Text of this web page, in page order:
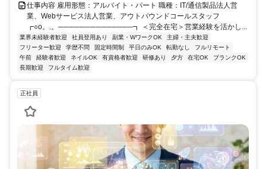
仕事内容 雇用形態：アルバイト・パート 職種：IT/通信製品法人営
業、Webサービス法人営業、アウトバウンドコールスタッフ
┏○o。.。──────────────┓ ＜完全在宅＞営業経験を活かし...
業界未経験者歓迎 社員登用あり 副業・WワークOK
主婦・主夫歓迎
フリーター歓迎
学歴不問 固定時間制 平日のみOK 転勤なし
フルリモート
午前
経験者歓迎 ネイルOK 有資格者歓迎 研修あり 夕方 在宅OK
ブランクOK
長期歓迎
フルタイム歓迎
正社員